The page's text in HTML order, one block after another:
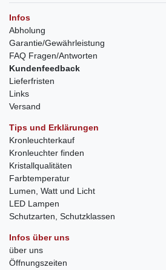
Infos
Abholung
Garantie/Gewährleistung
FAQ Fragen/Antworten
Kundenfeedback
Lieferfristen
Links
Versand
Tips und Erklärungen
Kronleuchterkauf
Kronleuchter finden
Kristallqualitäten
Farbtemperatur
Lumen, Watt und Licht
LED Lampen
Schutzarten, Schutzklassen
Infos über uns
über uns
Öffnungszeiten